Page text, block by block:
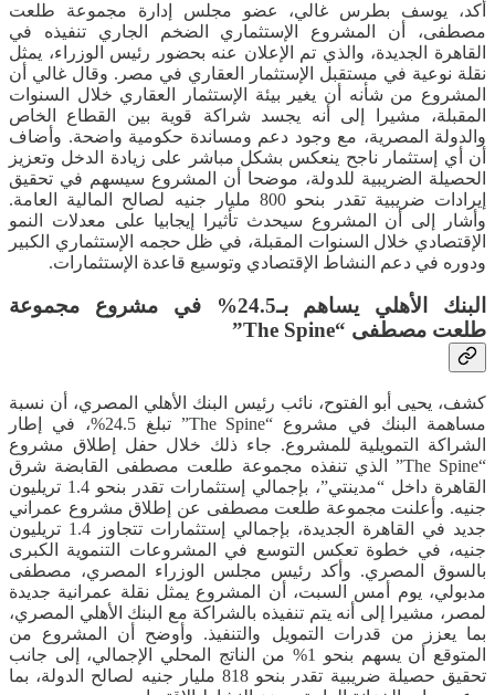
أكد، يوسف بطرس غالي، عضو مجلس إدارة مجموعة طلعت
مصطفى، أن المشروع الإستثماري الضخم الجاري تنفيذه في
القاهرة الجديدة، والذي تم الإعلان عنه بحضور رئيس الوزراء، يمثل
نقلة نوعية في مستقبل الإستثمار العقاري في مصر. وقال غالي أن
المشروع من شأنه أن يغير بيئة الإستثمار العقاري خلال السنوات
المقبلة، مشيرا إلى أنه يجسد شراكة قوية بين القطاع الخاص
والدولة المصرية، مع وجود دعم ومساندة حكومية واضحة. وأضاف
أن أي إستثمار ناجح ينعكس بشكل مباشر على زيادة الدخل وتعزيز
الحصيلة الضريبية للدولة، موضحا أن المشروع سيسهم في تحقيق
إيرادات ضريبية تقدر بنحو 800 مليار جنيه لصالح المالية العامة.
وأشار إلى أن المشروع سيحدث تأثيرا إيجابيا على معدلات النمو
الإقتصادي خلال السنوات المقبلة، في ظل حجمه الإستثماري الكبير
ودوره في دعم النشاط الإقتصادي وتوسيع قاعدة الإستثمارات.
البنك الأهلي يساهم بـ24.5% في مشروع مجموعة
طلعت مصطفى “The Spine”
كشف، يحيى أبو الفتوح، نائب رئيس البنك الأهلي المصري، أن نسبة
مساهمة البنك في مشروع “The Spine” تبلغ 24.5%، في إطار
الشراكة التمويلية للمشروع. جاء ذلك خلال حفل إطلاق مشروع
“The Spine” الذي تنفذه مجموعة طلعت مصطفى القابضة شرق
القاهرة داخل “مدينتي”، بإجمالي إستثمارات تقدر بنحو 1.4 تريليون
جنيه. وأعلنت مجموعة طلعت مصطفى عن إطلاق مشروع عمراني
جديد في القاهرة الجديدة، بإجمالي إستثمارات تتجاوز 1.4 تريليون
جنيه، في خطوة تعكس التوسع في المشروعات التنموية الكبرى
بالسوق المصري. وأكد رئيس مجلس الوزراء المصري، مصطفى
مدبولي، يوم أمس السبت، أن المشروع يمثل نقلة عمرانية جديدة
لمصر، مشيرا إلى أنه يتم تنفيذه بالشراكة مع البنك الأهلي المصري،
بما يعزز من قدرات التمويل والتنفيذ. وأوضح أن المشروع من
المتوقع أن يسهم بنحو 1% من الناتج المحلي الإجمالي، إلى جانب
تحقيق حصيلة ضريبية تقدر بنحو 818 مليار جنيه لصالح الدولة، بما